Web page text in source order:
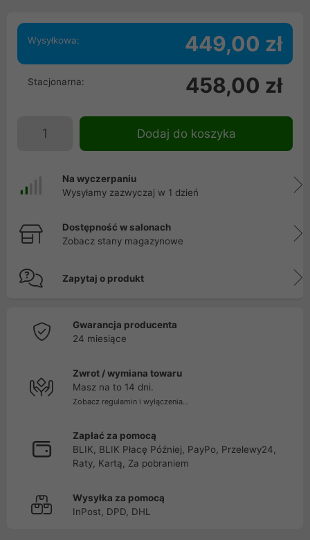
Wysyłkowa: 449,00 zł
Stacjonarna: 458,00 zł
Dodaj do koszyka
Na wyczerpaniu
Wysyłamy zazwyczaj w 1 dzień
Dostępność w salonach
Zobacz stany magazynowe
Zapytaj o produkt
Gwarancja producenta
24 miesiące
Zwrot / wymiana towaru
Masz na to 14 dni.
Zobacz regulamin i wyłączenia...
Zapłać za pomocą
BLIK, BLIK Płacę Później, PayPo, Przelewy24,
Raty, Kartą, Za pobraniem
Wysyłka za pomocą
InPost, DPD, DHL